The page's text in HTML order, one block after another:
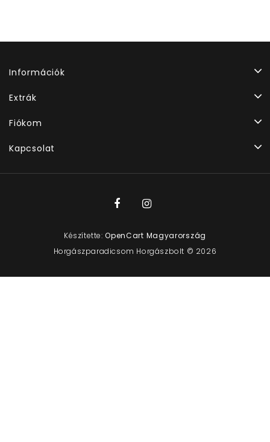
Információk
Extrák
Fiókom
Kapcsolat
Készítette:OpenCart Magyarország
Horgászparadicsom Horgászbolt © 2026